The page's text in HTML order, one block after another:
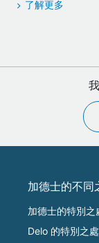
了解更多
加德士的不同
加德士的特別之
Delo 的特別之處